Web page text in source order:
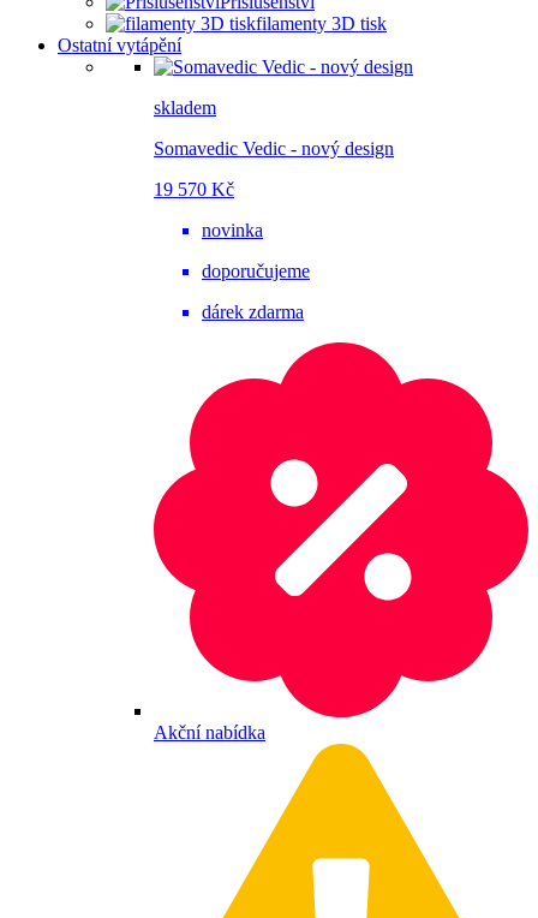
filamenty 3D tisk
Ostatní vytápění
skladem
Somavedic Vedic - nový design
19 570 Kč
novinka
doporučujeme
dárek zdarma
Akční nabídka